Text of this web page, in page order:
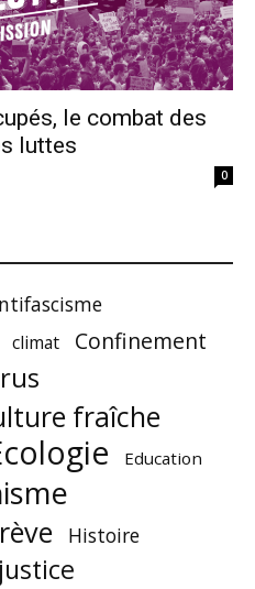
le combat des
luttes
0
climat Confinement
fraîche
Education
Histoire
justice